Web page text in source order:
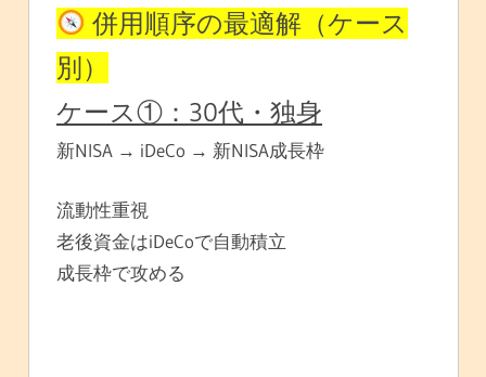
併用順序の最適解（ケース
別）
ケース①：30代・独身
新NISA → iDeCo → 新NISA成長枠
流動性重視
老後資金はiDeCoで自動積立
成長枠で攻める